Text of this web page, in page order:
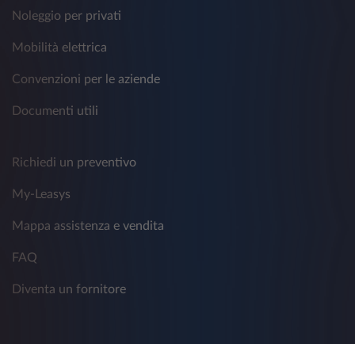
Noleggio per privati
Mobilità elettrica
Convenzioni per le aziende
Documenti utili
Richiedi un preventivo
My-Leasys
Mappa assistenza e vendita
FAQ
Diventa un fornitore